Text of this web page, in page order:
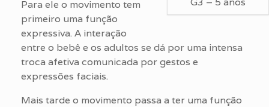
Para ele o movimento tem
primeiro uma função
expressiva. A interação
entre o bebê e os adultos se dá por uma intensa
troca afetiva comunicada por gestos e
expressões faciais.
Mais tarde o movimento passa a ter uma função